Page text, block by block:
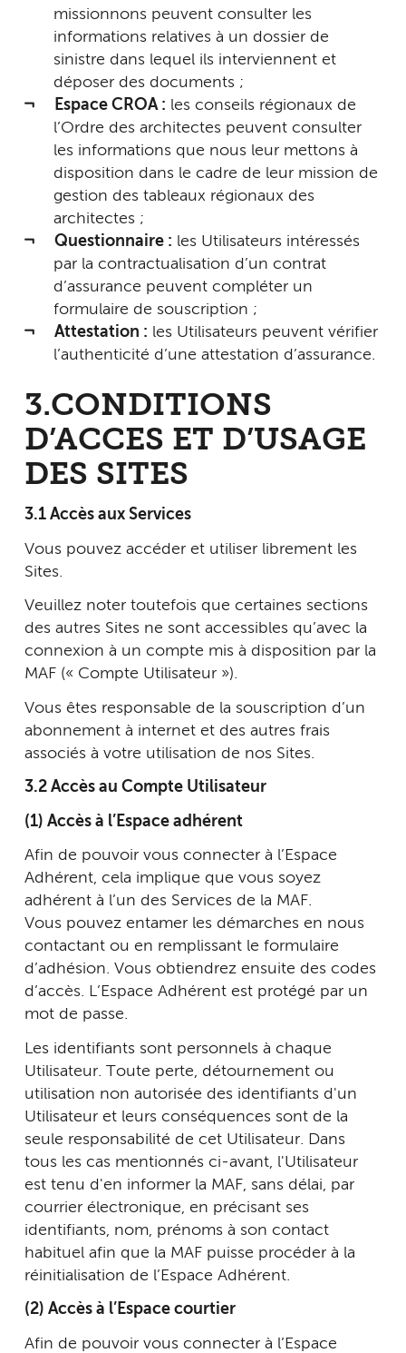
missionnons peuvent consulter les
informations relatives à un dossier de
sinistre dans lequel ils interviennent et
déposer des documents ;
Espace CROA : les conseils régionaux de
l’Ordre des architectes peuvent consulter
les informations que nous leur mettons à
disposition dans le cadre de leur mission de
gestion des tableaux régionaux des
architectes ;
Questionnaire : les Utilisateurs intéressés
par la contractualisation d’un contrat
d’assurance peuvent compléter un
formulaire de souscription ;
Attestation : les Utilisateurs peuvent vérifier
l’authenticité d’une attestation d’assurance.
3.CONDITIONS
D’ACCES ET D’USAGE
DES SITES
3.1 Accès aux Services
Vous pouvez accéder et utiliser librement les
Sites.
Veuillez noter toutefois que certaines sections
des autres Sites ne sont accessibles qu’avec la
connexion à un compte mis à disposition par la
MAF (« Compte Utilisateur »).
Vous êtes responsable de la souscription d’un
abonnement à internet et des autres frais
associés à votre utilisation de nos Sites.
3.2 Accès au Compte Utilisateur
(1) Accès à l’Espace adhérent
Afin de pouvoir vous connecter à l’Espace
Adhérent, cela implique que vous soyez
adhérent à l’un des Services de la MAF.
Vous pouvez entamer les démarches en nous
contactant ou en remplissant le formulaire
d’adhésion. Vous obtiendrez ensuite des codes
d’accès. L’Espace Adhérent est protégé par un
mot de passe.
Les identifiants sont personnels à chaque
Utilisateur. Toute perte, détournement ou
utilisation non autorisée des identifiants d'un
Utilisateur et leurs conséquences sont de la
seule responsabilité de cet Utilisateur. Dans
tous les cas mentionnés ci-avant, l'Utilisateur
est tenu d'en informer la MAF, sans délai, par
courrier électronique, en précisant ses
identifiants, nom, prénoms à son contact
habituel afin que la MAF puisse procéder à la
réinitialisation de l’Espace Adhérent.
(2) Accès à l’Espace courtier
Afin de pouvoir vous connecter à l’Espace